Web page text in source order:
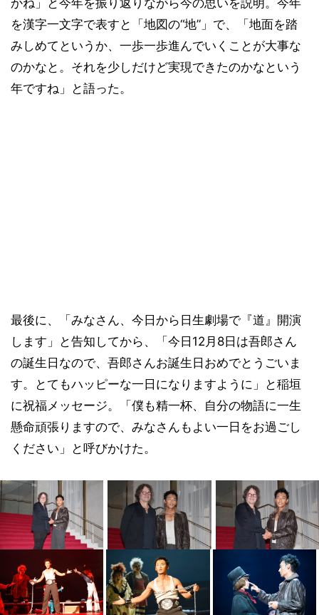
を漢字一文字で表すと「地図の“地”」で、「地面を踏
みしめてというか、一歩一歩進んでいくことが大事な
のかなと。それを少しだけど実現できたのかなという
年ですね」と語った。
最後に、「みなさん、今日から日生劇場で『道』開演
します」と告知してから、「今日12月8日は吾郎さん
の誕生日なので、吾郎さんお誕生日おめでとうごいま
す。とてもハッピーな一日になりますように」と稲垣
に祝福メッセージ。「僕も精一杯、自分の物語に一生
懸命頑張りますので、みなさんもよい一日をお過ごし
ください」と呼びかけた。